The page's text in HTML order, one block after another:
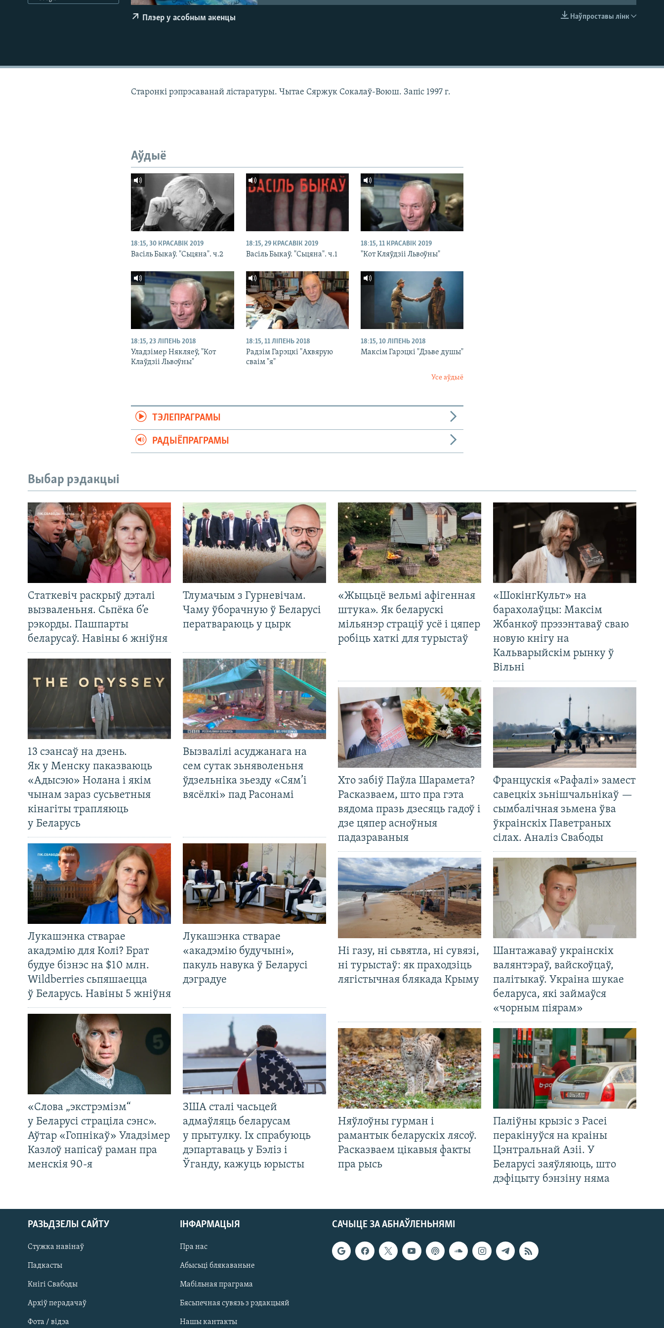
Наўпроставы лінк
Плэер у асобным акенцы
Старонкі рэпрэсаванай лістаратуры. Чытае Сяржук Сокалаў-Воюш. Запіс 1997 г.
Аўдыё
18:15, 30 КРАСАВІК 2019
Васіль Быкаў. "Сьцяна". ч.2
18:15, 29 КРАСАВІК 2019
Васіль Быкаў. "Сьцяна". ч.1
18:15, 11 КРАСАВІК 2019
"Кот Кляўдзіі Львоўны"
18:15, 23 ЛІПЕНЬ 2018
Уладзімер Някляеў, "Кот
Клаўдзіі Львоўны"
18:15, 11 ЛІПЕНЬ 2018
Радзім Гарэцкі "Ахвярую
сваім "я"
18:15, 10 ЛІПЕНЬ 2018
Максім Гарэцкі "Дзьве душы"
Усе аўдыё
ТЭЛЕПРАГРАМЫ
РАДЫЁПРАГРАМЫ
Выбар рэдакцыі
Статкевіч раскрыў дэталі
вызваленьня. Сьпёка б’е
рэкорды. Пашпарты
беларусаў. Навіны 6 жніўня
Тлумачым з Гурневічам.
Чаму ўборачную ў Беларусі
ператвараюць у цырк
13 сэансаў на дзень.
Як у Менску паказваюць
«Адысэю» Нолана і якім
чынам зараз сусьветныя
кінагіты трапляюць
у Беларусь
Вызвалілі асуджанага на
сем сутак зьняволеньня
ўдзельніка зьезду «Сям’і
вясёлкі» пад Расонамі
Лукашэнка стварае
акадэмію для Колі? Брат
будуе бізнэс на $10 млн.
Wildberries сьпяшаецца
ў Беларусь. Навіны 5 жніўня
Лукашэнка стварае
«акадэмію будучыні»,
пакуль навука ў Беларусі
дэградуе
«Слова „экстрэмізм“
у Беларусі страціла сэнс».
Аўтар «Гопнікаў» Уладзімер
Казлоў напісаў раман пра
менскія 90-я
ЗША сталі часьцей
адмаўляць беларусам
у прытулку. Іх спрабуюць
дэпартаваць у Бэліз і
Ўганду, кажуць юрысты
«Жыцьцё вельмі афігенная
штука». Як беларускі
мільянэр страціў усё і цяпер
робіць хаткі для турыстаў
«ШокінгКульт» на
барахолаўцы: Максім
Жбанкоў прэзэнтаваў сваю
новую кнігу на
Кальварыйскім рынку ў
Вільні
Хто забіў Паўла Шарамета?
Расказваем, што пра гэта
вядома празь дзесяць гадоў і
дзе цяпер асноўныя
падазраваныя
Францускія «Рафалі» замест
савецкіх зьнішчальнікаў —
сымбалічная зьмена ўва
ўкраінскіх Паветраных
сілах. Аналіз Свабоды
Ні газу, ні сьвятла, ні сувязі,
ні турыстаў: як праходзіць
лягістычная блякада Крыму
Шантажаваў украінскіх
валянтэраў, вайскоўцаў,
палітыкаў. Украіна шукае
беларуса, які займаўся
«чорным піярам»
Няўлоўны гурман і
рамантык беларускіх лясоў.
Расказваем цікавыя факты
пра рысь
Паліўны крызіс з Расеі
перакінуўся на краіны
Цэнтральнай Азіі. У
Беларусі заяўляюць, што
дэфіцыту бэнзіну няма
САЧЫЦЕ ЗА АБНАЎЛЕНЬНЯМІ
РАЗЬДЗЕЛЫ САЙТУ
Стужка навінаў
Падкасты
Кнігі Свабоды
Архіў перадачаў
Фота / відэа
ІНФАРМАЦЫЯ
Пра нас
Абысьці блякаваньне
Мабільная праграма
Бясьпечная сувязь з рэдакцыяй
Нашы кантакты